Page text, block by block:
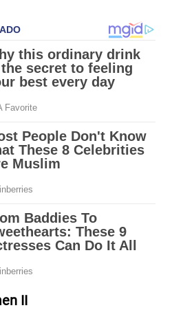
II